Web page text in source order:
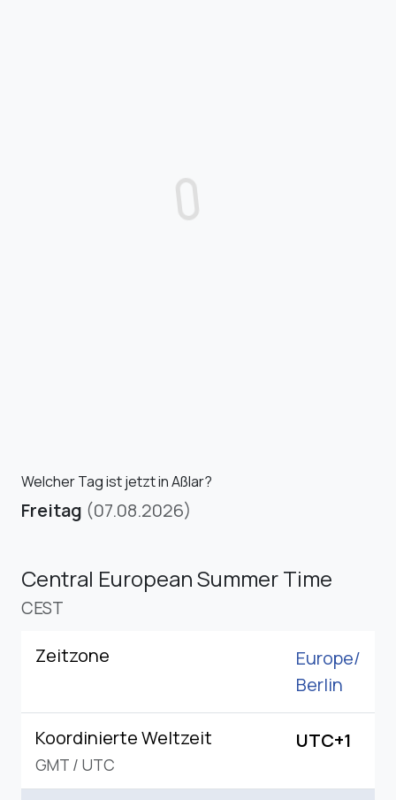
Welcher Tag ist jetzt in Aßlar?
Freitag (07.08.2026)
Central European Summer Time
CEST
Zeitzone
Europe/
Berlin
Koordinierte Weltzeit
GMT / UTC
UTC+1